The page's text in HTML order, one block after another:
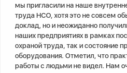
мы пригласили на наше
труда НСО, хотя это не совсем
доклад, но и неожиданно
наших предприятиях в рамках
охраной труда, так и состояние
оборудования. Отметил, что
работы с людьми не видел. Нам